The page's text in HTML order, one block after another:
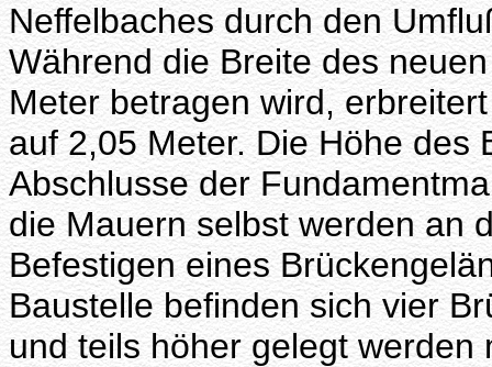
Neffelbaches durch den
Während die Breite des
Meter betragen wird,
auf 2,05 Meter. Die Höhe des
Abschlusse der
die Mauern selbst werden an
Befestigen eines
Baustelle befinden sich vier
und teils höher gelegt werden